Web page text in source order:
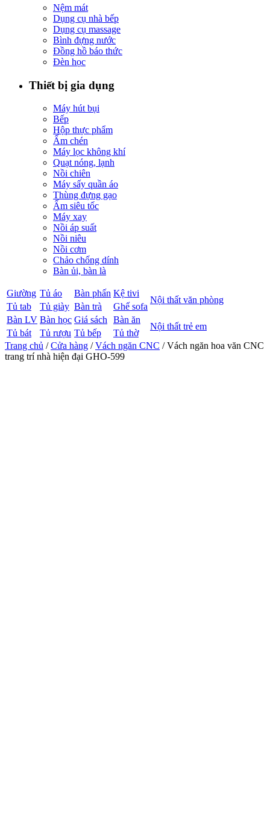
Nệm mát
Dụng cụ nhà bếp
Dụng cụ massage
Bình đựng nước
Đồng hồ báo thức
Đèn học
Thiết bị gia dụng
Máy hút bụi
Bếp
Hộp thực phẩm
Ấm chén
Máy lọc không khí
Quạt nóng, lạnh
Nồi chiên
Máy sấy quần áo
Thùng đựng gạo
Ấm siêu tốc
Máy xay
Nồi áp suất
Nồi niêu
Nồi cơm
Chảo chống dính
Bàn ủi, bàn là
Giường Tủ áo Bàn phấn Kệ tivi
Nội thất văn phòng
Tủ tab Tủ giày Bàn trà
Ghế sofa
Bàn LV Bàn học Giá sách Bàn ăn
Nội thất trẻ em
Tủ bát Tủ rượu Tủ bếp
Tủ thờ
Trang chủ /Cửa hàng /Vách ngăn CNC / Vách ngăn hoa văn CNC
trang trí nhà hiện đại GHO-599